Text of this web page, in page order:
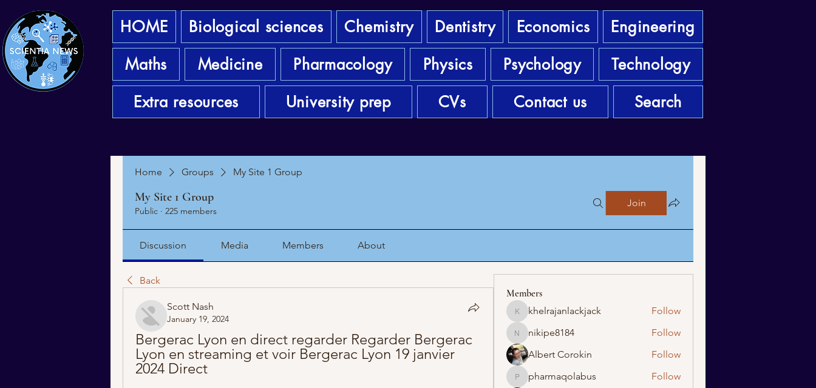
HOME Biological sciences Chemistry Dentistry Economics
Engineering
Maths
Medicine Pharmacology Physics Psychology
Technology
Extra resources
University prep CVs Contact us Search
Home Groups My Site 1 Group
My Site 1 Group
Public · 225 members
Join
Discussion Media Members About
Back
Scott Nash
January 19, 2024
Bergerac Lyon en direct regarder Regarder Bergerac
Lyon en streaming et voir Bergerac Lyon 19 janvier
2024 Direct
Members
khelrajanlackjack
khelrajanlackjack Follow
nikipe8184
nikipe8184
Follow
Albert Corokin
Follow
pharmaqolabus
pharmaqolabus
Follow